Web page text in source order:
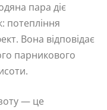
пара діє
потепління
Вона відповідає
парникового
— це